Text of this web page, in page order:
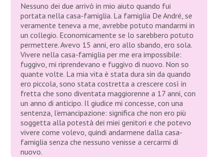
Nessuno dei due arrivò in mio aiuto quando fui
portata nella casa-famiglia. La famiglia De André, se
veramente teneva a me, avrebbe potuto mandarmi in
un collegio. Economicamente se lo sarebbero potuto
permettere. Avevo 15 anni, ero allo sbando, ero sola.
Vivere nella casa-famiglia per me era impossibile:
fuggivo, mi riprendevano e fuggivo di nuovo. Non so
quante volte. La mia vita è stata dura sin da quando
ero piccola, sono stata costretta a crescere così in
fretta che sono diventata maggiorenne a 17 anni, con
un anno di anticipo. Il giudice mi concesse, con una
sentenza, l’emancipazione: significa che non ero più
soggetta alla potestà dei miei genitori e che potevo
vivere come volevo, quindi andarmene dalla casa-
famiglia senza che nessuno venisse a cercarmi di
nuovo.